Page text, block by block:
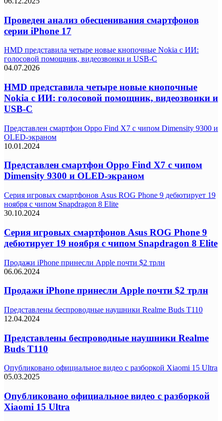
Проведен анализ обесценивания смартфонов
серии iPhone 17
HMD представила четыре новые кнопочные Nokia с ИИ:
голосовой помощник, видеозвонки и USB-C
04.07.2026
HMD представила четыре новые кнопочные
Nokia с ИИ: голосовой помощник, видеозвонки и
USB-C
Представлен смартфон Oppo Find X7 с чипом Dimensity 9300 и
OLED-экраном
10.01.2024
Представлен смартфон Oppo Find X7 с чипом
Dimensity 9300 и OLED-экраном
Серия игровых смартфонов Asus ROG Phone 9 дебютирует 19
ноября с чипом Snapdragon 8 Elite
30.10.2024
Серия игровых смартфонов Asus ROG Phone 9
дебютирует 19 ноября с чипом Snapdragon 8 Elite
Продажи iPhone принесли Apple почти $2 трлн
06.06.2024
Продажи iPhone принесли Apple почти $2 трлн
Представлены беспроводные наушники Realme Buds T110
12.04.2024
Представлены беспроводные наушники Realme
Buds T110
Опубликовано официальное видео с разборкой Xiaomi 15 Ultra
05.03.2025
Опубликовано официальное видео с разборкой
Xiaomi 15 Ultra